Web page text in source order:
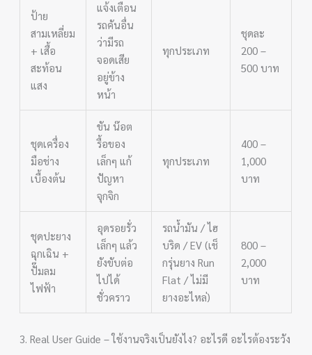
ป้าย
สามเหลี่ยม
+ เสื้อ
สะท้อน
แสง
แจ้งเตือน
รถคันอื่น
ว่ามีรถ
จอดเสีย
อยู่ข้าง
หน้า
ทุกประเภท
ชุดละ
200 –
500 บาท
ชุดเครื่อง
มือช่าง
เบื้องต้น
ขัน น๊อต
รื้อของ
เล็กๆ แก้
ปัญหา
จุกจิก
ทุกประเภท
400 –
1,000
บาท
ชุดปะยาง
ฉุกเฉิน +
ปั๊มลม
ไฟฟ้า
อุดรอยรั่ว
เล็กๆ แล้ว
ยังขับต่อ
ไปได้
ชั่วคราว
รถน้ำมัน / ไฮ
บริด / EV (เช็
กรุ่นยาง Run
Flat / ไม่มี
ยางอะไหล่)
800 –
2,000
บาท
3. Real User Guide – ใช้งานจริงเป็นยังไง? อะไรดี อะไรต้องระวัง